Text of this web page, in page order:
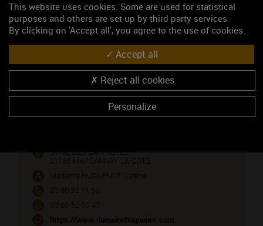
GEVREY-CHAMBERTIN 1ER CRU (vin rouge)
MARSANNAY (vin rouge)
MARSANNAY (vin blanc)
NOUS CONTACTER
Domaine Huguenot Père et fils
5 RUE DES CARRIERES
21160 MARSANNAY-LA-COTE
Madame HUGUENOT Valérie
03 80 52 11 56
03 80 52 60 47
https://www.domainehuguenot.com
This website uses cookies. Some are used for statistical
purposes and others are set up by third party services.
By clicking on 'Accept all', you agree to the use of cookies.
Accept all
Reject all cookies
Personalize